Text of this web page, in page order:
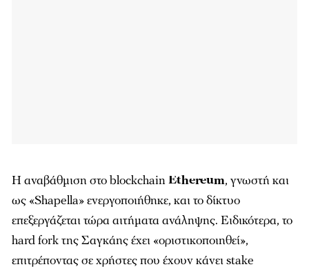
Η αναβάθμιση στο blockchainEthereum, γνωστή και
ως «Shapella» ενεργοποιήθηκε, και το δίκτυο
επεξεργάζεται τώρα αιτήματα ανάληψης. Ειδικότερα, το
hard fork της Σαγκάης έχει «οριστικοποιηθεί»,
επιτρέποντας σε χρήστες που έχουν κάνει stake